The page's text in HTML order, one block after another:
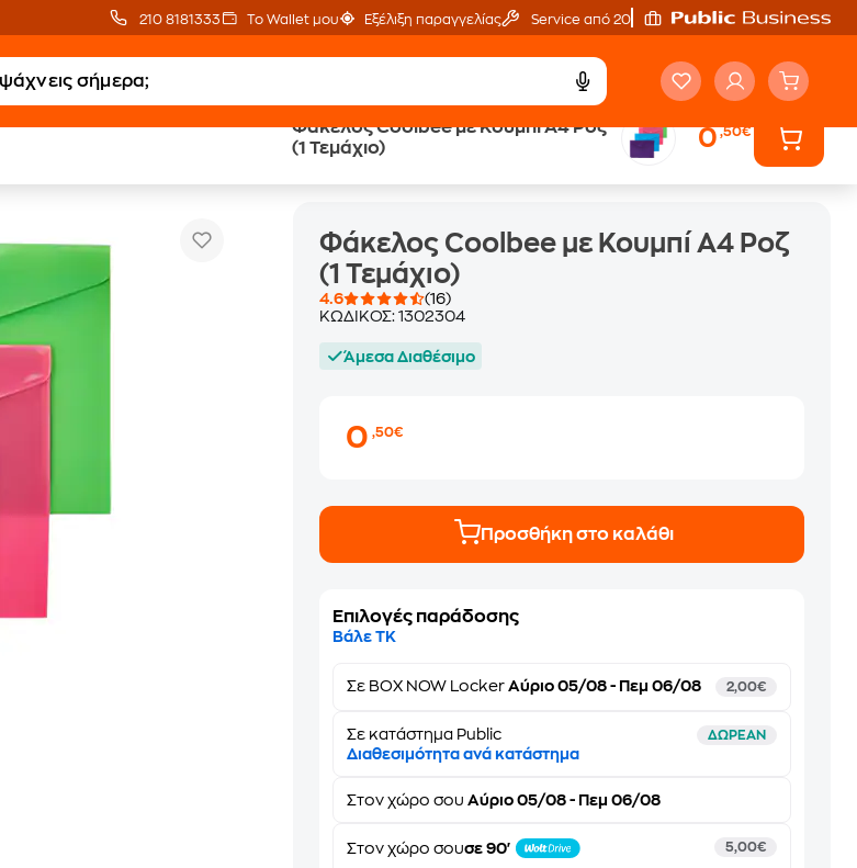
210 8181333 Το Wallet μου Εξέλιξη παραγγελίας Service από 20'
Φάκελος Coolbee με Κουμπί Α4 Ροζ
(1 Τεμάχιο)
0,50€
Φάκελος Coolbee με Κουμπί Α4 Ροζ (1 Τεμάχιο)
Φάκελος Coolbee με Κουμπί Α4 Ροζ
(1 Τεμάχιο)
4.6
(16)
ΚΩΔΙΚΟΣ:1302304
Άμεσα Διαθέσιμο
0,50€
Προσθήκη στο καλάθι
Επιλογές παράδοσης
Βάλε ΤΚ
Σε BOX NOW Locker Αύριο 05/08 - Πεμ 06/08 2,00€
Σε κατάστημα Public ΔΩΡΕΑΝ
Διαθεσιμότητα ανά κατάστημα
Στονχώρο σου Αύριο 05/08 - Πεμ 06/08
Στον χώρο σουσε 90' 5,00€